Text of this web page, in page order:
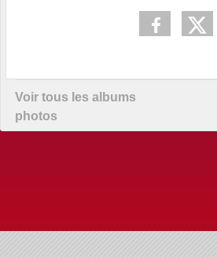
Voir tous les albums
photos